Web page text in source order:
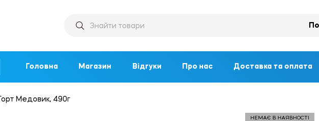
Головна Магазин Відгуки Про нас Доставка та оплата
Торт Медовик, 490г
НЕМАЄ В НАЯВНОСТІ